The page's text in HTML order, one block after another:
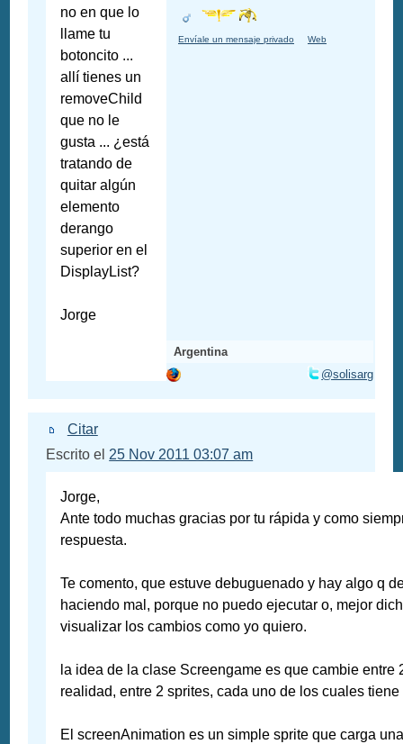
no en que lo
llame tu
botoncito ...
allí tienes un
removeChild
que no le
gusta ... ¿está
tratando de
quitar algún
elemento
derango
superior en el
DisplayList?
Jorge
Envíale un mensaje privado Web
Argentina
@solisarg
Citar
Escrito el 25 Nov 2011 03:07 am
Jorge,
Ante todo muchas gracias por tu rápida y como
respuesta.
Te comento, que estuve debuguenado y hay algo q
haciendo mal, porque no puedo ejecutar o, mejor
visualizar los cambios como yo quiero.
la idea de la clase Screengame es que cambie entre
realidad, entre 2 sprites, cada uno de los cuales
El screenAnimation es un simple sprite que carga